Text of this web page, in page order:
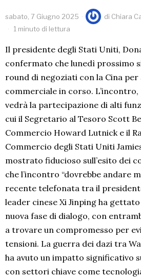
sabato, 7 Giugno 2025 di Chiara
1 minuto di lettura
Il presidente degli Stati Uniti,
confermato che lunedì prossimo
round di negoziati con la Cina
commerciale in corso.
vedrà la partecipazione di alti
cui il Segretario al Tesoro Scott
Commercio Howard Lutnick e il
Commercio degli Stati Uniti
mostrato fiducioso sull’esito dei
che l’incontro “dovrebbe andare
recente telefonata tra il
leader cinese Xi Jinping ha
nuova fase di dialogo, con
a trovare un compromesso per
tensioni. La guerra dei dazi tra
ha avuto un impatto significativo
con settori chiave come